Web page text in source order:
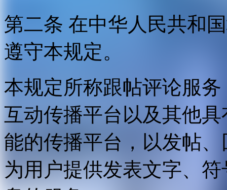
第二条 在中华人民共和
遵守本规定。
本规定所称跟帖评论服
互动传播平台以及其他
能的传播平台，以发帖
为用户提供发表文字、